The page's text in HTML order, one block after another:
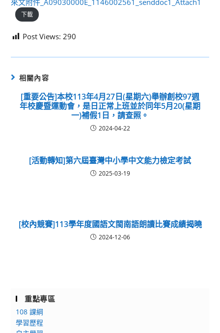
下載
Post Views: 290
相關內容
[重要公告]本校113年4月27日(星期六)舉辦創校97週
年校慶暨運動會，是日正常上班並於同年5月20(星期
一)補假1日，請查照。
2024-04-22
[活動轉知]第六屆臺灣中小學中文能力檢定考試
2025-03-19
[校內競賽]113學年度國語文閩南語朗讀比賽成績揭曉
2024-12-06
重點專區
108 課綱
學習歷程